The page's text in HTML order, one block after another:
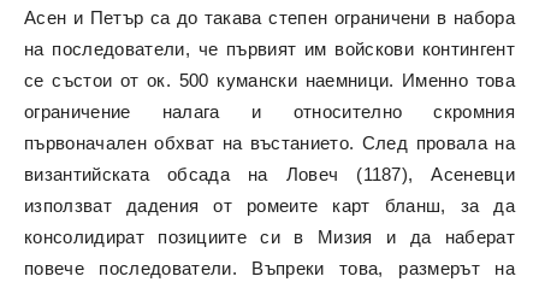
Асен и Петър са до такава степен ограничени в набора
на последователи, че първият им войскови контингент
се състои от ок. 500 кумански наемници. Именно това
ограничение налага и относително скромния
първоначален обхват на въстанието. След провала на
византийската обсада на Ловеч (1187), Асеневци
използват дадения от ромеите карт бланш, за да
консолидират позициите си в Мизия и да наберат
повече последователи. Въпреки това, размерът на